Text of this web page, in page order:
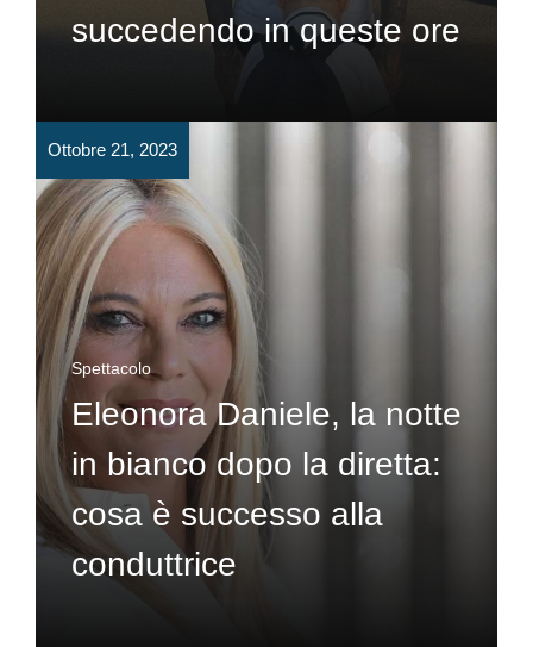
succedendo in queste ore
Ottobre 21, 2023
Spettacolo
Eleonora Daniele, la notte
in bianco dopo la diretta:
cosa è successo alla
conduttrice